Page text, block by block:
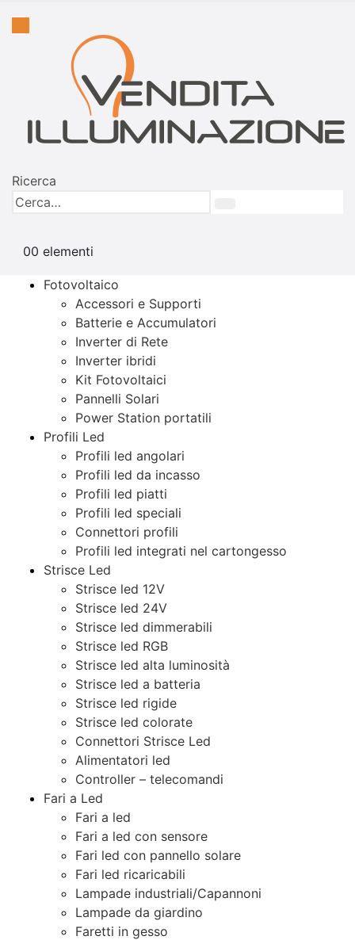
Ricerca
00 elementi
Fotovoltaico
Accessori e Supporti
Batterie e Accumulatori
Inverter di Rete
Inverter ibridi
Kit Fotovoltaici
Pannelli Solari
Power Station portatili
Profili Led
Profili led angolari
Profili led da incasso
Profili led piatti
Profili led speciali
Connettori profili
Profili led integrati nel cartongesso
Strisce Led
Strisce led 12V
Strisce led 24V
Strisce led dimmerabili
Strisce led RGB
Strisce led alta luminosità
Strisce led a batteria
Strisce led rigide
Strisce led colorate
Connettori Strisce Led
Alimentatori led
Controller – telecomandi
Fari a Led
Fari a led
Fari a led con sensore
Fari led con pannello solare
Fari led ricaricabili
Lampade industriali/Capannoni
Lampade da giardino
Faretti in gesso